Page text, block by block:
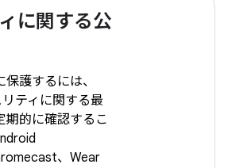
に関する公
護するには、
ティに関する最
期的に確認するこ
、Wear